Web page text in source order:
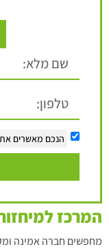
הנכם מאשרים את
המרכז
מחפשים חברה אמינה